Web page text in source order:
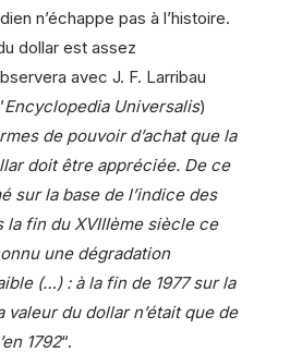
n’échappe pas à l’histoire.
dollar est assez
avec J. F. Larribau
Encyclopedia Universalis)
de pouvoir d’achat que la
doit être appréciée. De ce
sur la base de l’indice des
la fin du XVIIIème siècle ce
une dégradation
(…) : à la fin de 1977 sur la
valeur du dollar n’était que de
1792“.